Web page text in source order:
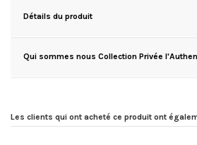
Détails du produit
Qui sommes nous Collection Privée
Les clients qui ont acheté ce produit ont